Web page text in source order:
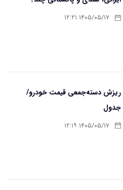
۱۴۰۵/۰۵/۱۷ ۱۲:۲۱
ریزش دسته‌جمعی قیمت خودرو/
جدول
۱۴۰۵/۰۵/۱۷ ۱۲:۱۹